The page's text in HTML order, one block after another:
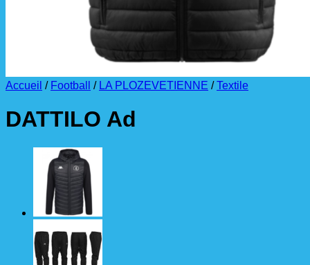
Accueil / Football / LA PLOZEVETIENNE / Textile
DATTILO Ad